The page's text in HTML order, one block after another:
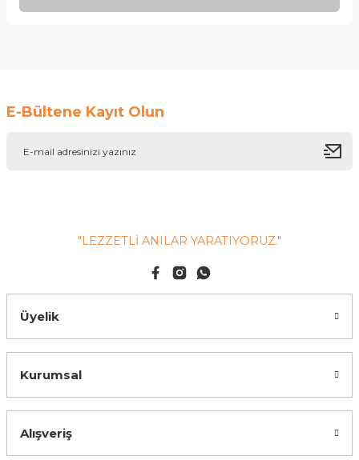
E-Bültene Kayıt Olun
"LEZZETLİ ANILAR YARATIYORUZ."
Üyelik
Kurumsal
Alışveriş